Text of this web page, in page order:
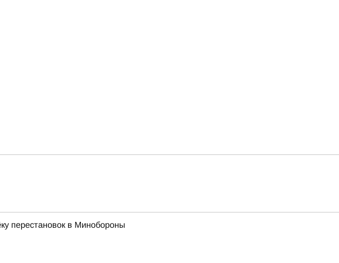
перестановок в Минобороны